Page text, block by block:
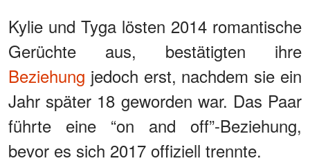
Kylie und Tyga lösten 2014 romantische
Gerüchte aus, bestätigten ihre
Beziehung jedoch erst, nachdem sie ein
Jahr später 18 geworden war. Das Paar
führte eine “on and off”-Beziehung,
bevor es sich 2017 offiziell trennte.